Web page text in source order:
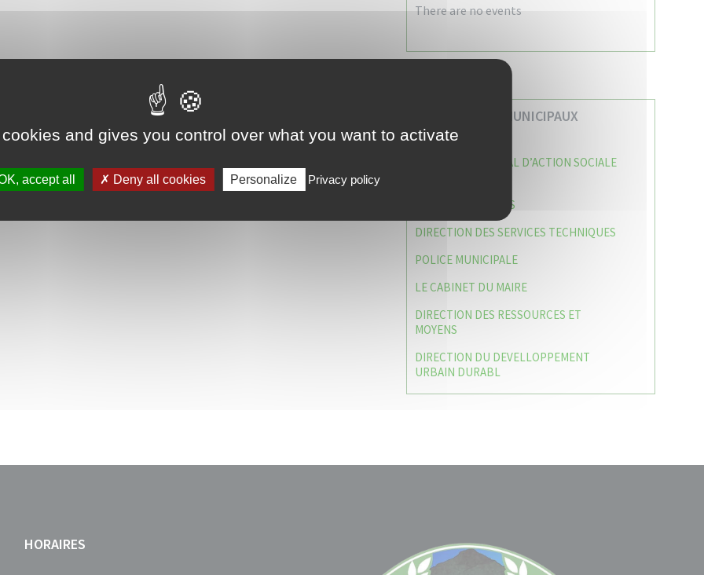
There are no events
VOS SERVICES MUNICIPAUX
CENTRE COMMUNAL D’ACTION SOCIALE
CAISSE DES ÉCOLES
DIRECTION DES SERVICES TECHNIQUES
POLICE MUNICIPALE
LE CABINET DU MAIRE
DIRECTION DES RESSOURCES ET
MOYENS
DIRECTION DU DEVELLOPPEMENT
URBAIN DURABL
HORAIRES
and gives you control over what you want to activate
accept all Deny all cookies Personalize Privacy policy